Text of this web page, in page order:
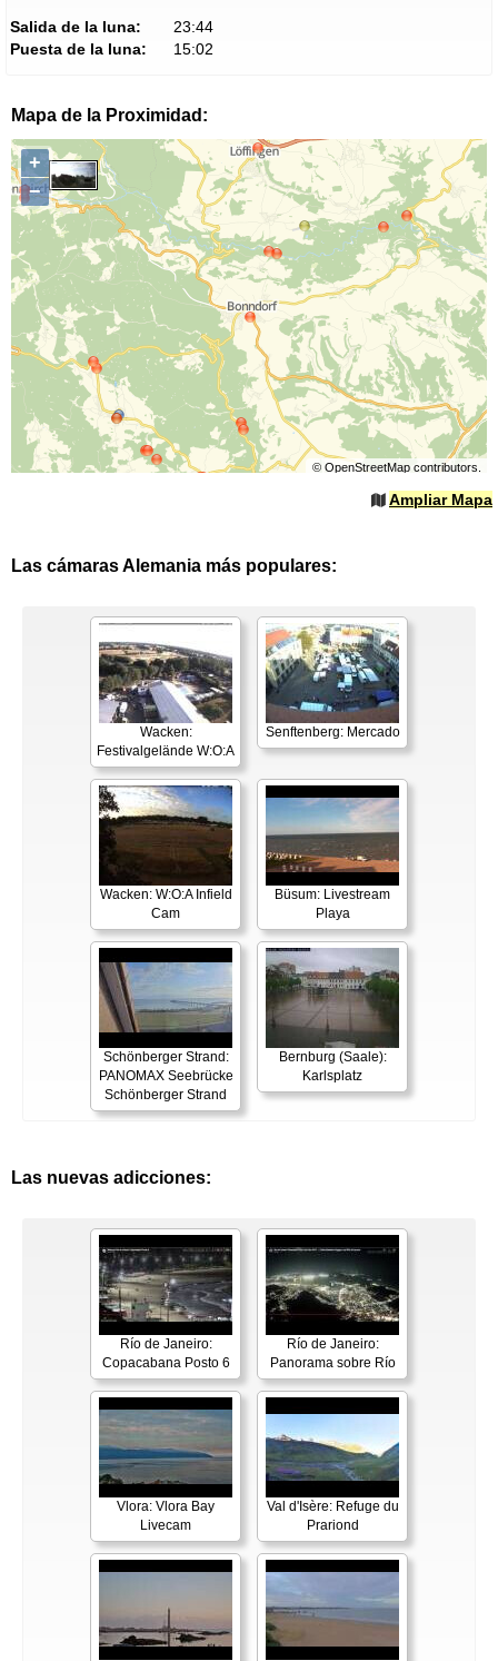
Salida de la luna:
23:44
Puesta de la luna:
15:02
Mapa de la Proximidad:
+
−
© OpenStreetMapcontributors.
Ampliar Mapa
Las cámaras Alemania más populares:
Wacken:
Festivalgelände W:O:A
Senftenberg: Mercado
Wacken: W:O:A Infield
Cam
Büsum: Livestream
Playa
Schönberger Strand:
PANOMAX Seebrücke
Schönberger Strand
Bernburg (Saale):
Karlsplatz
Las nuevas adicciones:
Río de Janeiro:
Copacabana Posto 6
Río de Janeiro:
Panorama sobre Río
Vlora: Vlora Bay
Livecam
Val d'Isère: Refuge du
Prariond